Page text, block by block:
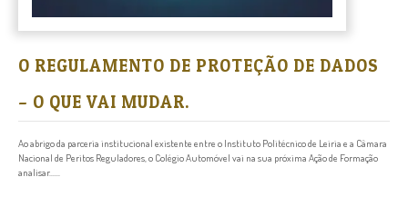
O REGULAMENTO DE PROTEÇÃO DE DADOS
– O QUE VAI MUDAR.
Ao abrigo da parceria institucional existente entre o Instituto Politécnico de Leiria e a Câmara
Nacional de Peritos Reguladores, o Colégio Automóvel vai na sua próxima Ação de Formação
analisar......